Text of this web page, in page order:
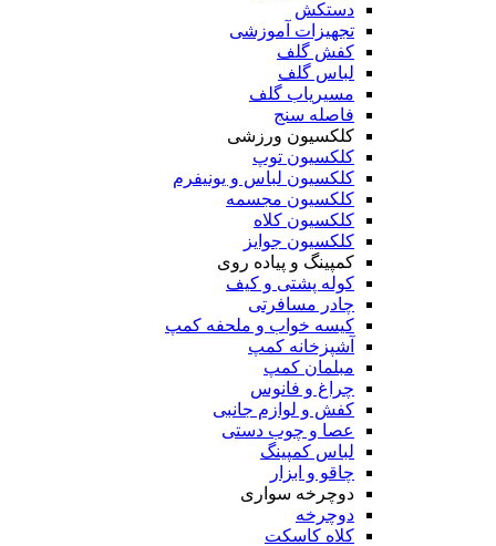
دستکش
تجهیزات آموزشی
کفش گلف
لباس گلف
مسیریاب گلف
فاصله سنج
کلکسیون ورزشی
کلکسیون توپ
کلکسیون لباس و یونیفرم
کلکسیون مجسمه
کلکسیون کلاه
کلکسیون جوایز
کمپینگ و پیاده روی
کوله پشتی و کیف
چادر مسافرتی
کیسه خواب و ملحفه کمپ
آشپزخانه کمپ
مبلمان کمپ
چراغ و فانوس
کفش و لوازم جانبی
عصا و چوب دستی
لباس کمپینگ
چاقو و ابزار
دوچرخه سواری
دوچرخه
کلاه کاسکت